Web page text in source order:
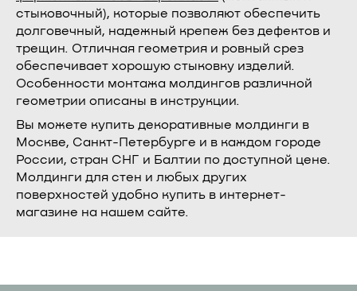
стыковочный), которые позволяют обеспечить
долговечный, надежный крепеж без дефектов и
трещин. Отличная геометрия и ровный срез
обеспечивает хорошую стыковку изделий.
Особенности монтажа молдингов различной
геометрии описаны в инструкции.
Вы можете купить декоративные молдинги в
Москве, Санкт-Петербурге и в каждом городе
России, стран СНГ и Балтии по доступной цене.
Молдинги для стен и любых других
поверхностей удобно купить в интернет-
магазине на нашем сайте.